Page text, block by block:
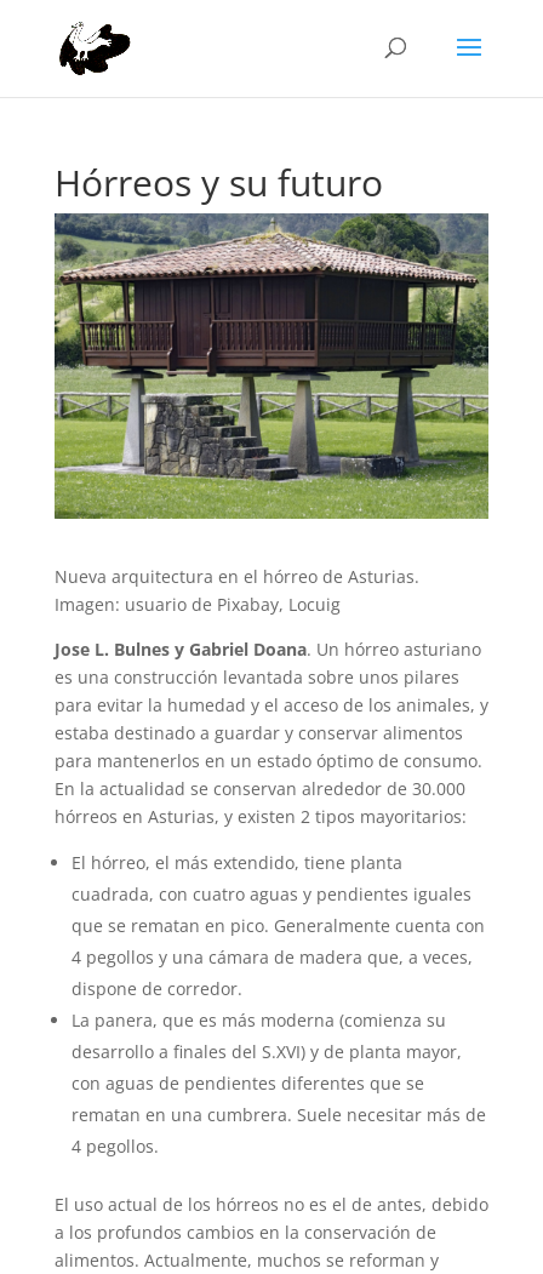
Hórreos y su futuro
Nueva arquitectura en el hórreo de Asturias.
Imagen: usuario de Pixabay, Locuig
Jose L. Bulnes y Gabriel Doana. Un hórreo asturiano
es una construcción levantada sobre unos pilares
para evitar la humedad y el acceso de los animales, y
estaba destinado a guardar y conservar alimentos
para mantenerlos en un estado óptimo de consumo.
En la actualidad se conservan alrededor de 30.000
hórreos en Asturias, y existen 2 tipos mayoritarios:
El hórreo, el más extendido, tiene planta
cuadrada, con cuatro aguas y pendientes iguales
que se rematan en pico. Generalmente cuenta con
4 pegollos y una cámara de madera que, a veces,
dispone de corredor.
La panera, que es más moderna (comienza su
desarrollo a finales del S.XVI) y de planta mayor,
con aguas de pendientes diferentes que se
rematan en una cumbrera. Suele necesitar más de
4 pegollos.
El uso actual de los hórreos no es el de antes, debido
a los profundos cambios en la conservación de
alimentos. Actualmente, muchos se reforman y